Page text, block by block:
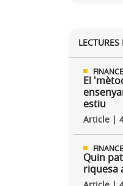
El
estiu
Article |
Quin
riquesa